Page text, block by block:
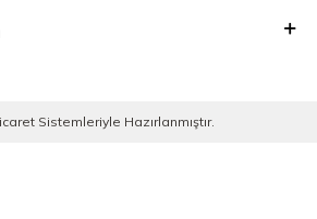
Sistemleriyle Hazırlanmıştır.